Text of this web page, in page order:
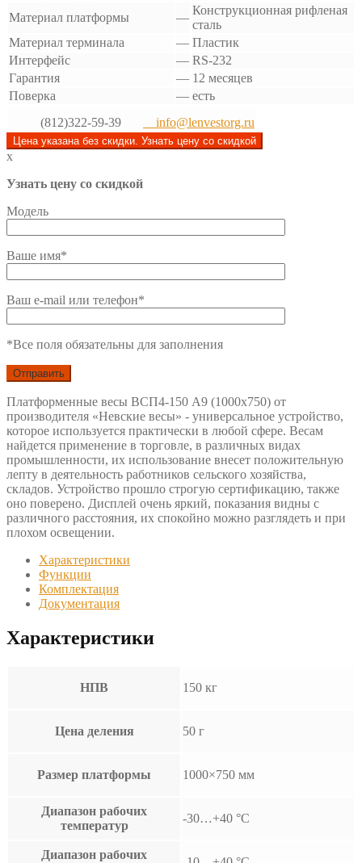
Материал платформы
—
Конструкционная рифленая
сталь
Материал терминала
— Пластик
Интерфейс
— RS-232
Гарантия
— 12 месяцев
Поверка
— есть
(812)322-59-39
info@lenvestorg.ru
Цена указана без скидки. Узнать цену со скидкой
x
Узнать цену со скидкой
Модель
Ваше имя*
Ваш e-mail или телефон*
*Все поля обязательны для заполнения
Платформенные весы ВСП4-150 А9 (1000х750) от
производителя «Невские весы» - универсальное устройство,
которое используется практически в любой сфере. Весам
найдется применение в торговле, в различных видах
промышленности, их использование внесет положительную
лепту в деятельность работников сельского хозяйства,
складов. Устройство прошло строгую сертификацию, также
оно поверено. Дисплей очень яркий, показания видны с
различного расстояния, их спокойно можно разглядеть и при
плохом освещении.
Характеристики
Функции
Комплектация
Документация
Характеристики
НПВ 150 кг
Цена деления 50 г
Размер платформы 1000×750 мм
Диапазон рабочих
температур
-30…+40 °С
Диапазон рабочих